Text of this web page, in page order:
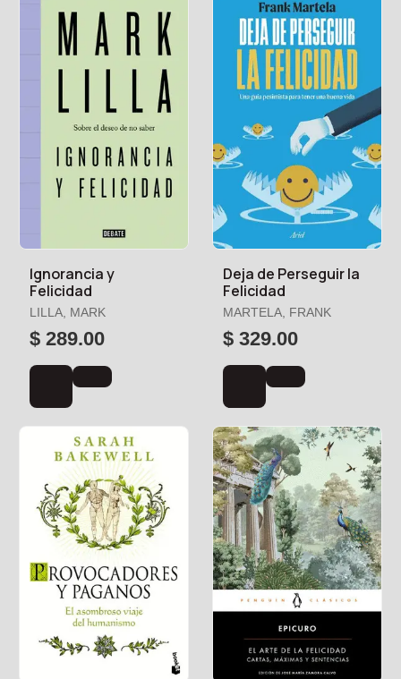
Ignorancia y
Felicidad
LILLA, MARK
$ 289.00
Deja de Perseguir la
Felicidad
MARTELA, FRANK
$ 329.00